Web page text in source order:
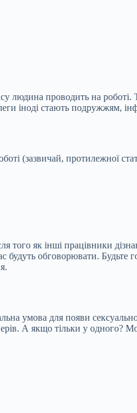
людина проводить на роботі.
іноді стають подружжям,
(зазвичай, протилежної
того як інші працівники
будуть обговорювати.
умова для появи
А якщо тільки у одного?